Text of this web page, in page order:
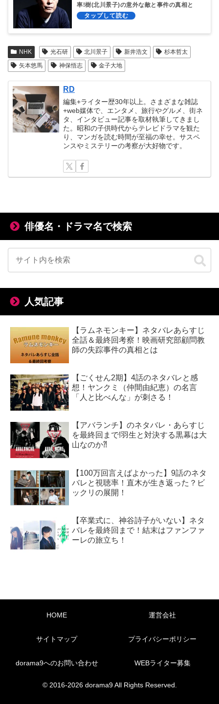
率!樹(北川景子)の意外な敵と事件の真相と
は?
NHK 光石研 北川景子 新井浩文
杉本哲太
矢本悠馬
神保悟志 金子大地
RD
編集+ライター歴30年以上。さまざまな雑誌
+web媒体で、エンタメ、旅行やグルメ、街ネ
タ、インタビュー記事を取材執筆してきまし
た。昭和の子供時代からテレビドラマを観た
り、マンガを読む時間が至福の幸せ。サスペ
ンスやミステリーの考察が大好物です。
俳優名・ドラマ名で検索
人気記事
【ラムネモンキー】ネタバレあらすじ
全話＆最終回考察！映画研究部顧問教
師の失踪事件の真相とは
【ごくせん2期】4話のネタバレと感
想！ヤンクミ（仲間由紀恵）の名言
「人と比べんな」が刺さる！
【アバランチ】のネタバレ・あらすじ
を最終回まで!羽生と対決する黒幕は大
山なのか⁈
【100万回言えばよかった】9話のネタ
バレと視聴率！直木が生き返った？ビ
ックリの展開！
【卒業式に、神谷詩子がいない】ネタ
バレを最終回まで！結末はファンファ
ーレの旅立ち！
HOME 運営会社
サイトマップ プライバシーポリシー
dorama9へのお問い合わせ WEBライター募集
© 2016-2026 dorama9 All Rights Reserved.